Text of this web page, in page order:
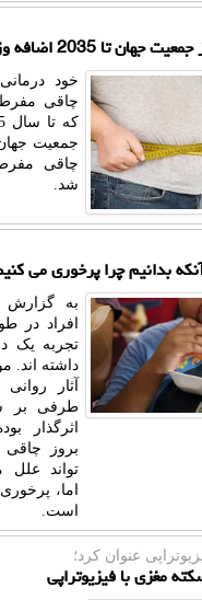
اضافه وزن خواهند داشت
خود
چاقی
جمعیت
چاقی
شد.
به گزارش
افراد در
تجربه یک
داشته اند.
آثار
طرفی بر
اثرگذار
بروز
تواند علل
اما،
است.
عنوان كرد؛
مغزی با فیزیوتراپی